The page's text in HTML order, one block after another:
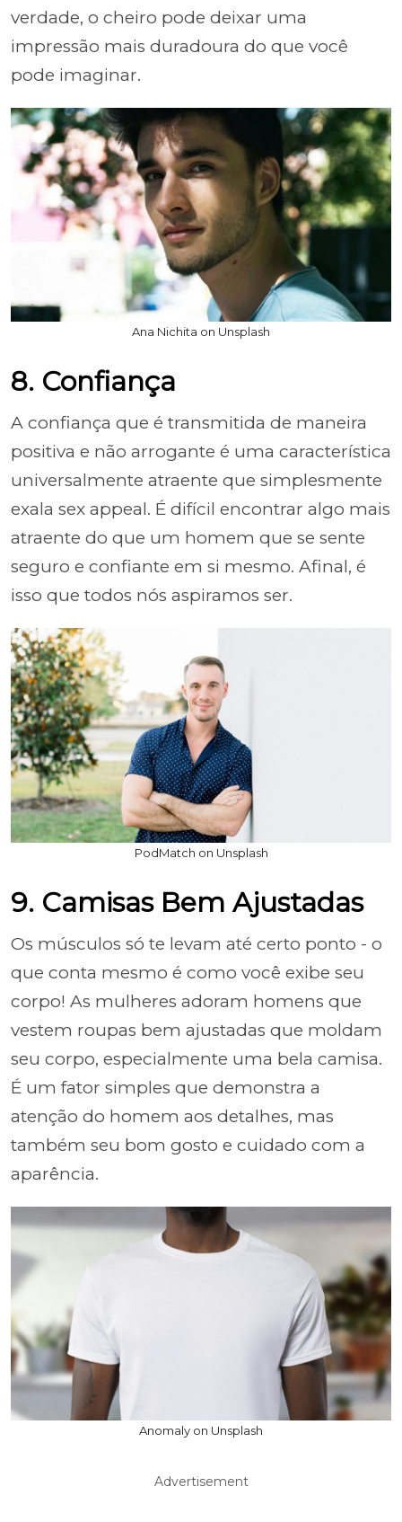
verdade, o cheiro pode deixar uma
impressão mais duradoura do que você
pode imaginar.
Ana Nichita on Unsplash
8. Confiança
A confiança que é transmitida de maneira
positiva e não arrogante é uma característica
universalmente atraente que simplesmente
exala sex appeal. É difícil encontrar algo mais
atraente do que um homem que se sente
seguro e confiante em si mesmo. Afinal, é
isso que todos nós aspiramos ser.
PodMatch on Unsplash
9. Camisas Bem Ajustadas
Os músculos só te levam até certo ponto - o
que conta mesmo é como você exibe seu
corpo! As mulheres adoram homens que
vestem roupas bem ajustadas que moldam
seu corpo, especialmente uma bela camisa.
É um fator simples que demonstra a
atenção do homem aos detalhes, mas
também seu bom gosto e cuidado com a
aparência.
Anomaly on Unsplash
Advertisement